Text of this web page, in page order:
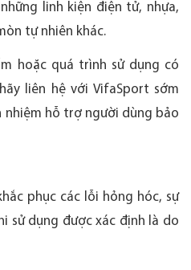
linh kiện điện tử, nhựa,
tự nhiên khác.
hoặc quá trình sử dụng có
liên hệ với VifaSport sớm
nhiệm hỗ trợ người dùng bảo
phục các lỗi hỏng hóc, sự
sử dụng được xác định là do